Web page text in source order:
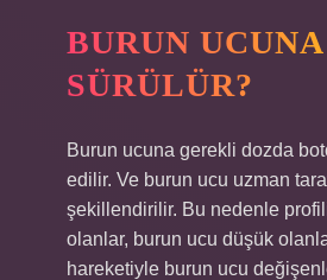
BURUN
SÜRÜLÜR?
Burun ucuna gerekli dozda
edilir. Ve burun ucu uzman
şekillendirilir. Bu nedenle
olanlar, burun ucu düşük
hareketiyle burun ucu